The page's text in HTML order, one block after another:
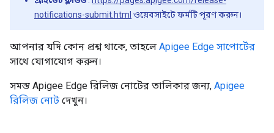
notifications-submit.html ওয়েবসাইটে ফর্মটি পূরণ করুন।
আপনার যদি কোন প্রশ্ন থাকে, তাহলে Apigee Edge সাপোর্টের
সাথে যোগাযোগ করুন।
সমস্ত Apigee Edge রিলিজ নোটের তালিকার জন্য, Apigee
রিলিজ নোট দেখুন।